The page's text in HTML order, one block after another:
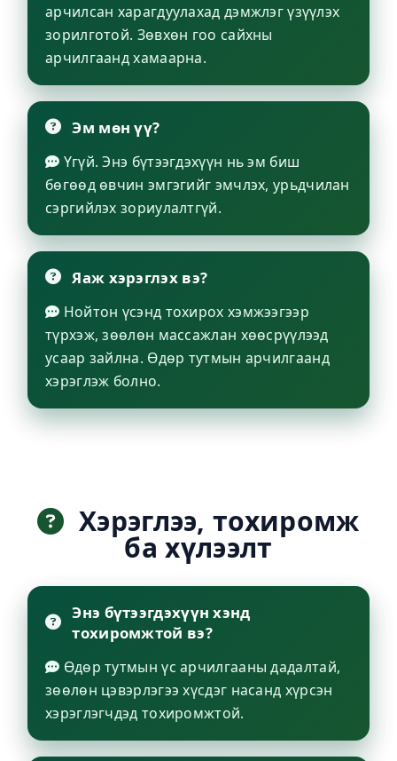
арчилсан харагдуулахад дэмжлэг үзүүлэх
зорилготой. Зөвхөн гоо сайхны
арчилгаанд хамаарна.
Эм мөн үү?
Үгүй. Энэ бүтээгдэхүүн нь эм биш
бөгөөд өвчин эмгэгийг эмчлэх, урьдчилан
сэргийлэх зориулалтгүй.
Яаж хэрэглэх вэ?
Нойтон үсэнд тохирох хэмжээгээр
түрхэж, зөөлөн массажлан хөөсрүүлээд
усаар зайлна. Өдөр тутмын арчилгаанд
хэрэглэж болно.
Хэрэглээ, тохиромж
ба хүлээлт
Энэ бүтээгдэхүүн хэнд
тохиромжтой вэ?
Өдөр тутмын үс арчилгааны дадалтай,
зөөлөн цэвэрлэгээ хүсдэг насанд хүрсэн
хэрэглэгчдэд тохиромжтой.